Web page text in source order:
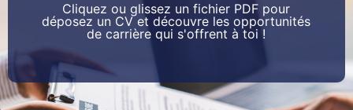
Cliquez ou glissez un fichier PDF pour
déposez un CV et découvre les opportunités
de carrière qui s'offrent à toi !